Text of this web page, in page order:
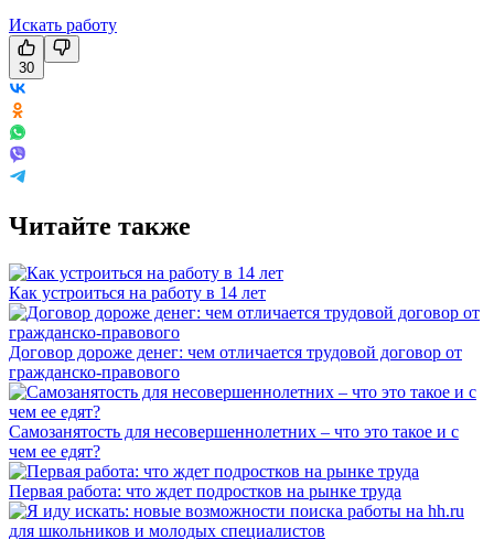
Искать работу
30
Читайте также
Как устроиться на работу в 14 лет
Договор дороже денег: чем отличается трудовой договор от
гражданско-правового
Самозанятость для несовершеннолетних – что это такое и с
чем ее едят?
Первая работа: что ждет подростков на рынке труда